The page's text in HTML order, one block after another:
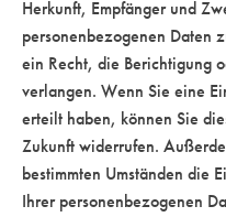
Herkunft, Empfänger und
personenbezogenen Daten
ein Recht, die Berichtigung
verlangen. Wenn Sie eine
erteilt haben, können Sie
Zukunft widerrufen.
bestimmten Umständen die
Ihrer personenbezogenen